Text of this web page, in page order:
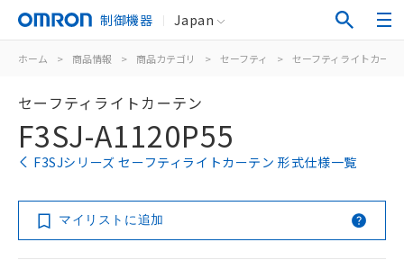
制御機器 Japan
ホーム > 商品情報 > 商品カテゴリ > セーフティ > セーフティライトカー
セーフティライトカーテン
F3SJ-A1120P55
F3SJシリーズ セーフティライトカーテン 形式仕様一覧
マイリストに追加